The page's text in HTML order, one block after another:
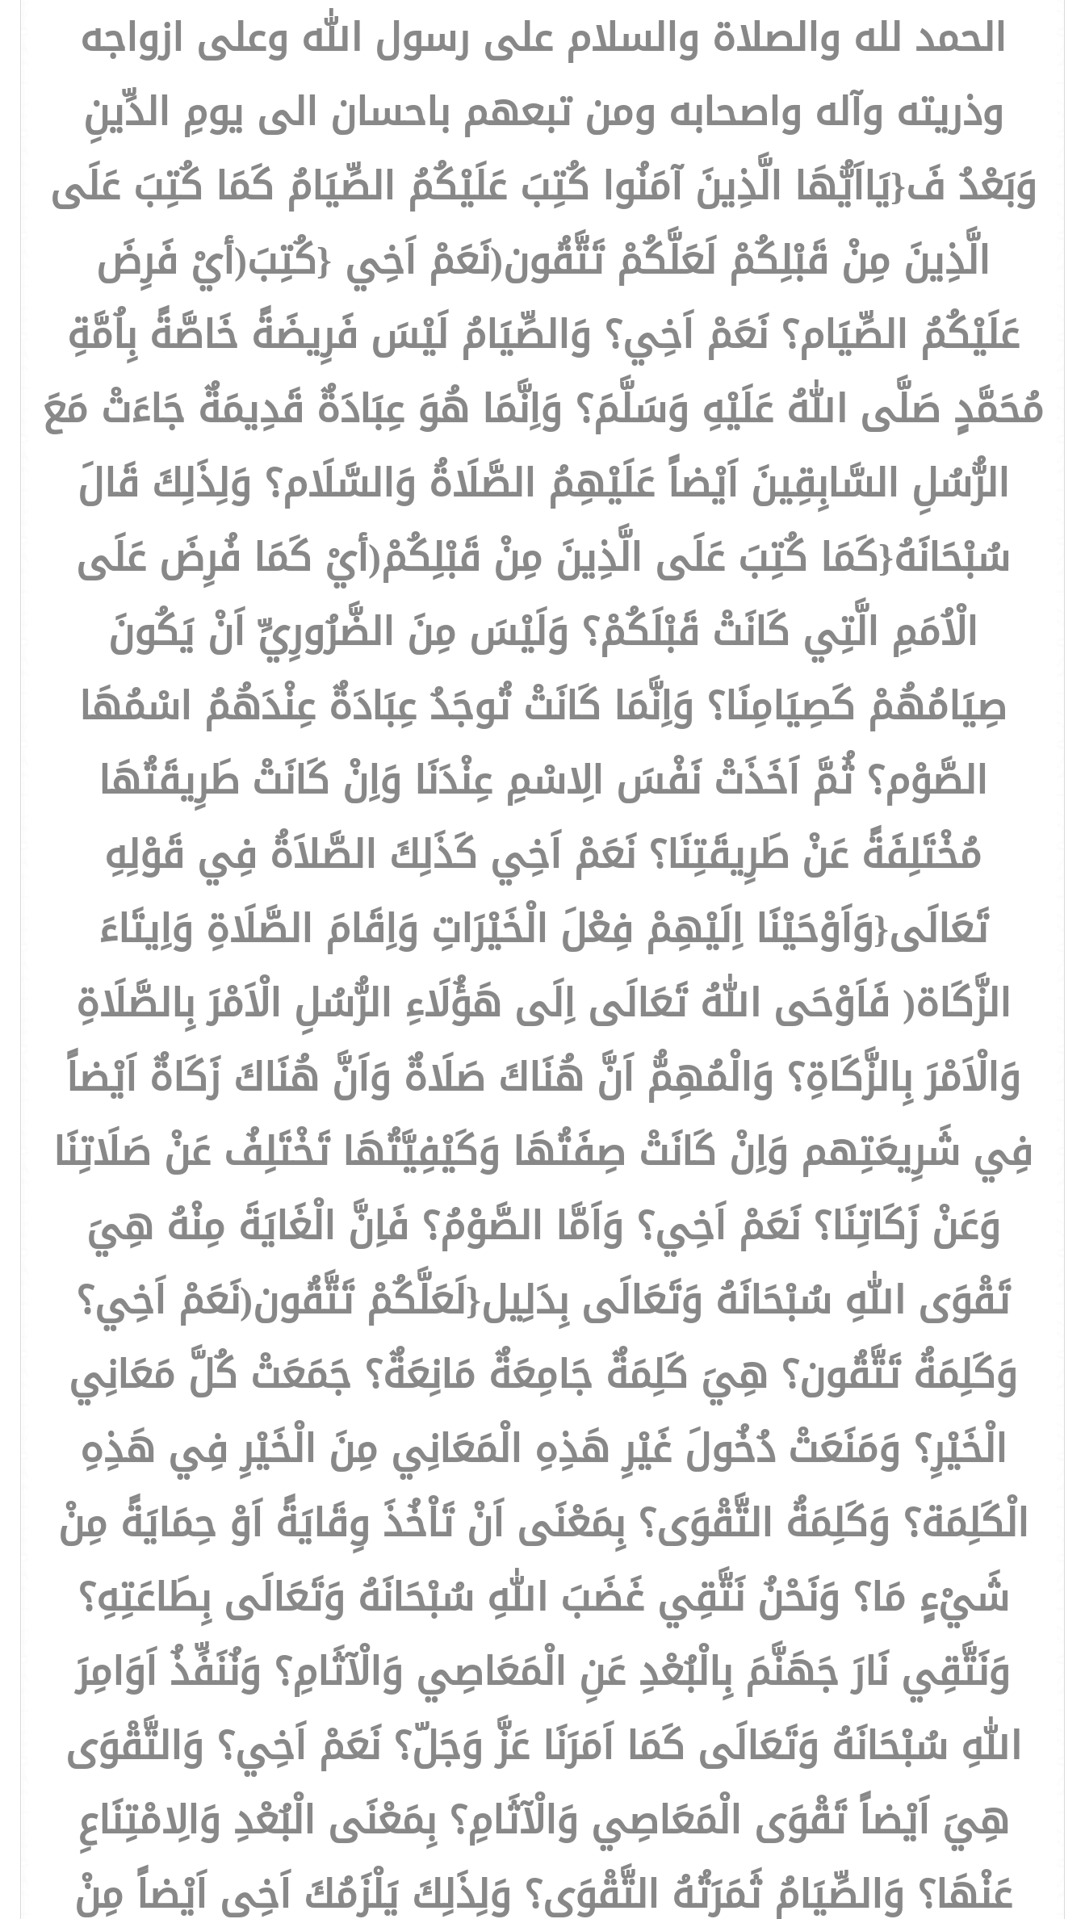
الحمد لله والصلاة والسلام على رسول الله وعلى ازواجه
وذريته وآله واصحابه ومن تبعهم باحسان الى يومِ الدِّينِ
وَبَعْدُ فَ{يَااَيُّهَا الَّذِينَ آمَنُوا كُتِبَ عَلَيْكُمُ الصِّيَامُ كَمَا كُتِبَ عَلَى
الَّذِينَ مِنْ قَبْلِكُمْ لَعَلَّكُمْ تَتَّقُون(نَعَمْ اَخِي {كُتِبَ(أيْ فَرِضَ
عَلَيْكُمُ الصِّيَام؟ نَعَمْ اَخِي؟ وَالصِّيَامُ لَيْسَ فَرِيضَةً خَاصَّةً بِاُمَّةِ
مُحَمَّدٍ صَلَّى اللهُ عَلَيْهِ وَسَلَّمَ؟ وَاِنَّمَا هُوَ عِبَادَةٌ قَدِيمَةٌ جَاءَتْ مَعَ
الرُّسُلِ السَّابِقِينَ اَيْضاً عَلَيْهِمُ الصَّلَاةُ وَالسَّلَام؟ وَلِذَلِكَ قَالَ
سُبْحَانَهُ{كَمَا كُتِبَ عَلَى الَّذِينَ مِنْ قَبْلِكُمْ(أيْ كَمَا فُرِضَ عَلَى
الْاُمَمِ الَّتِي كَانَتْ قَبْلَكُمْ؟ وَلَيْسَ مِنَ الضَّرُورِيِّ اَنْ يَكُونَ
صِيَامُهُمْ كَصِيَامِنَا؟ وَاِنَّمَا كَانَتْ تُوجَدُ عِبَادَةٌ عِنْدَهُمُ اسْمُهَا
الصَّوْم؟ ثُمَّ اَخَذَتْ نَفْسَ الِاسْمِ عِنْدَنَا وَاِنْ كَانَتْ طَرِيقَتُهَا
مُخْتَلِفَةً عَنْ طَرِيقَتِنَا؟ نَعَمْ اَخِي كَذَلِكَ الصَّلاَةُ فِي قَوْلِهِ
تَعَالَى{وَاَوْحَيْنَا اِلَيْهِمْ فِعْلَ الْخَيْرَاتِ وَاِقَامَ الصَّلَاةِ وَاِيتَاءَ
الزَّكَاة( فَاَوْحَى اللهُ تَعَالَى اِلَى هَؤُلَاءِ الرُّسُلِ الْاَمْرَ بِالصَّلَاةِ
وَالْاَمْرَ بِالزَّكَاةِ؟ وَالْمُهِمُّ اَنَّ هُنَاكَ صَلَاةٌ وَاَنَّ هُنَاكَ زَكَاةٌ اَيْضاً
فِي شَرِيعَتِهم وَاِنْ كَانَتْ صِفَتُهَا وَكَيْفِيَّتُهَا تَخْتَلِفُ عَنْ صَلَاتِنَا
وَعَنْ زَكَاتِنَا؟ نَعَمْ اَخِي؟ وَاَمَّا الصَّوْمُ؟ فَاِنَّ الْغَايَةَ مِنْهُ هِيَ
تَقْوَى اللهِ سُبْحَانَهُ وَتَعَالَى بِدَلِيل{لَعَلَّكُمْ تَتَّقُون(نَعَمْ اَخِي؟
وَكَلِمَةُ تَتَّقُون؟ هِيَ كَلِمَةٌ جَامِعَةٌ مَانِعَةٌ؟ جَمَعَتْ كُلَّ مَعَانِي
الْخَيْرِ؟ وَمَنَعَتْ دُخُولَ غَيْرِ هَذِهِ الْمَعَانِي مِنَ الْخَيْرِ فِي هَذِهِ
الْكَلِمَة؟ وَكَلِمَةُ التَّقْوَى؟ بِمَعْنَى اَنْ تَاْخُذَ وِقَايَةً اَوْ حِمَايَةً مِنْ
شَيْءٍ مَا؟ وَنَحْنُ نَتَّقِي غَضَبَ اللهِ سُبْحَانَهُ وَتَعَالَى بِطَاعَتِهِ؟
وَنَتَّقِي نَارَ جَهَنَّمَ بِالْبُعْدِ عَنِ الْمَعَاصِي وَالْآثَامِ؟ وَنُنَفِّذُ اَوَامِرَ
اللهِ سُبْحَانَهُ وَتَعَالَى كَمَا اَمَرَنَا عَزَّ وَجَلّ؟ نَعَمْ اَخِي؟ وَالتَّقْوَى
هِيَ اَيْضاً تَقْوَى الْمَعَاصِي وَالْآثَامِ؟ بِمَعْنَى الْبُعْدِ وَالِامْتِنَاعِ
عَنْهَا؟ وَالصِّيَامُ ثَمَرَتُهُ التَّقْوَى؟ وَلِذَلِكَ يَلْزَمُكَ اَخِي اَيْضاً مِنْ